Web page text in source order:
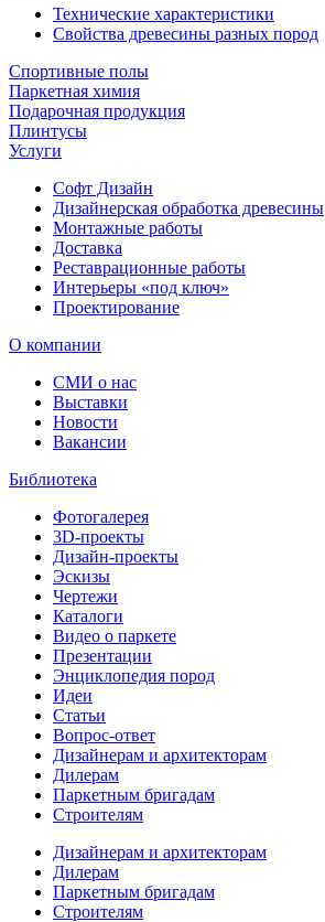
Технические характеристики
Свойства древесины разных пород
Спортивные полы
Паркетная химия
Подарочная продукция
Плинтусы
Услуги
Софт Дизайн
Дизайнерская обработка древесины
Монтажные работы
Доставка
Реставрационные работы
Интерьеры «под ключ»
Проектирование
О компании
СМИ о нас
Выставки
Новости
Вакансии
Библиотека
Фотогалерея
3D-проекты
Дизайн-проекты
Эскизы
Чертежи
Каталоги
Видео о паркете
Презентации
Энциклопедия пород
Идеи
Статьи
Вопрос-ответ
Дизайнерам и архитекторам
Дилерам
Паркетным бригадам
Строителям
Дизайнерам и архитекторам
Дилерам
Паркетным бригадам
Строителям